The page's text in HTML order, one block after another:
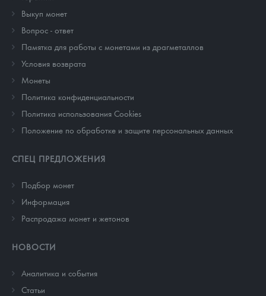
Выкуп монет
Вопрос - ответ
Памятка для работы с монетами из драгметаллов
Условия возврата
Монеты
Политика конфиденциальности
Политика использования Cookies
Положение по обработке и защите персональных данных
СПЕЦ ПРЕДЛОЖЕНИЯ
Подбор монет
Информация
Распродажа монет и жетонов
НОВОСТИ
Аналитика и события
Cтатьи